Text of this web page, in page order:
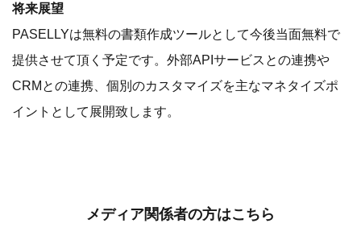
将来展望
PASELLYは無料の書類作成ツールとして今後当面無料で
提供させて頂く予定です。外部APIサービスとの連携や
CRMとの連携、個別のカスタマイズを主なマネタイズポ
イントとして展開致します。
メディア関係者の方はこちら